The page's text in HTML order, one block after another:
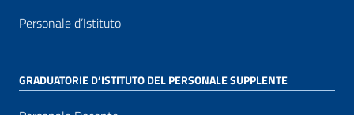
Personale d’Istituto
GRADUATORIE D’ISTITUTO DEL PERSONALE SUPPLENTE